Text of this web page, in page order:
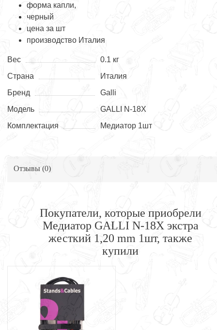
форма капли,
черный
цена за шт
производство Италия
Вес
0.1 кг
Страна
Италия
Бренд
Galli
Модель
GALLI N-18X
Комплектация
Медиатор 1шт
Отзывы (0)
Покупатели, которые приобрели
Медиатор GALLI N-18X экстра
жесткий 1,20 mm 1шт, также
купили